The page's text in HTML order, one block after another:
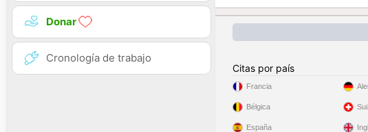
Donar
Cronología de trabajo
Citas por país
Francia
Bélgica
España